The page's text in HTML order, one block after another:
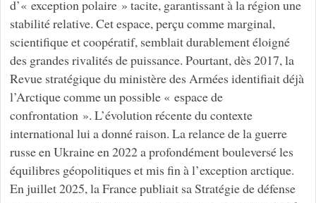
d’« exception polaire » tacite, garantissant à la région une
stabilité relative. Cet espace, perçu comme marginal,
scientifique et coopératif, semblait durablement éloigné
des grandes rivalités de puissance. Pourtant, dès 2017, la
Revue stratégique du ministère des Armées identifiait déjà
l’Arctique comme un possible « espace de
confrontation ». L’évolution récente du contexte
international lui a donné raison. La relance de la guerre
russe en Ukraine en 2022 a profondément bouleversé les
équilibres géopolitiques et mis fin à l’exception arctique.
En juillet 2025, la France publiait sa Stratégie de défense